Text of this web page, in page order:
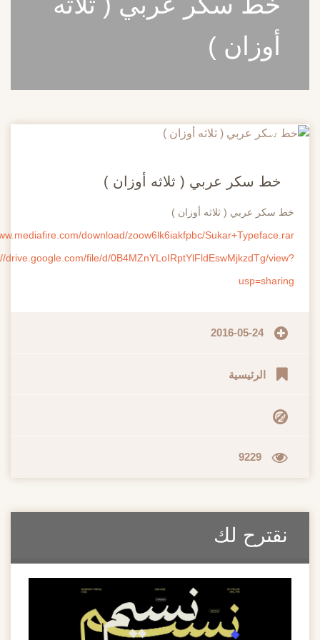
أوزان )
20
خط سكر عربي ( ثلاثه أوزان )
سكر عربي ( ثلاثه أوزان )
http://www.mediafire.com/download/zoow6lk6iakfpbc/
https://drive.google.com/file/d/0B4MZnYLoIRptYlFldEswMjkzdTg/
2016-05-24
الرئيسية
9229
لك